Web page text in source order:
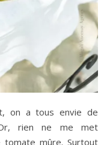
rien ne me met
tomate mûre. Surtout